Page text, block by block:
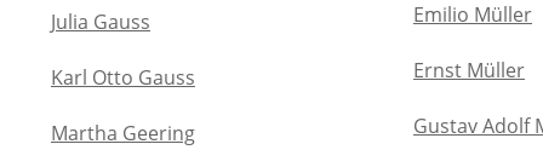
Julia Gauss
Karl Otto Gauss
Martha Geering
Emilio Müller
Ernst Müller
Gustav Adolf